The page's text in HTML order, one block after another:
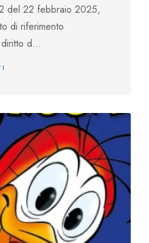
del 22 febbraio 2025,
di riferimento
d...